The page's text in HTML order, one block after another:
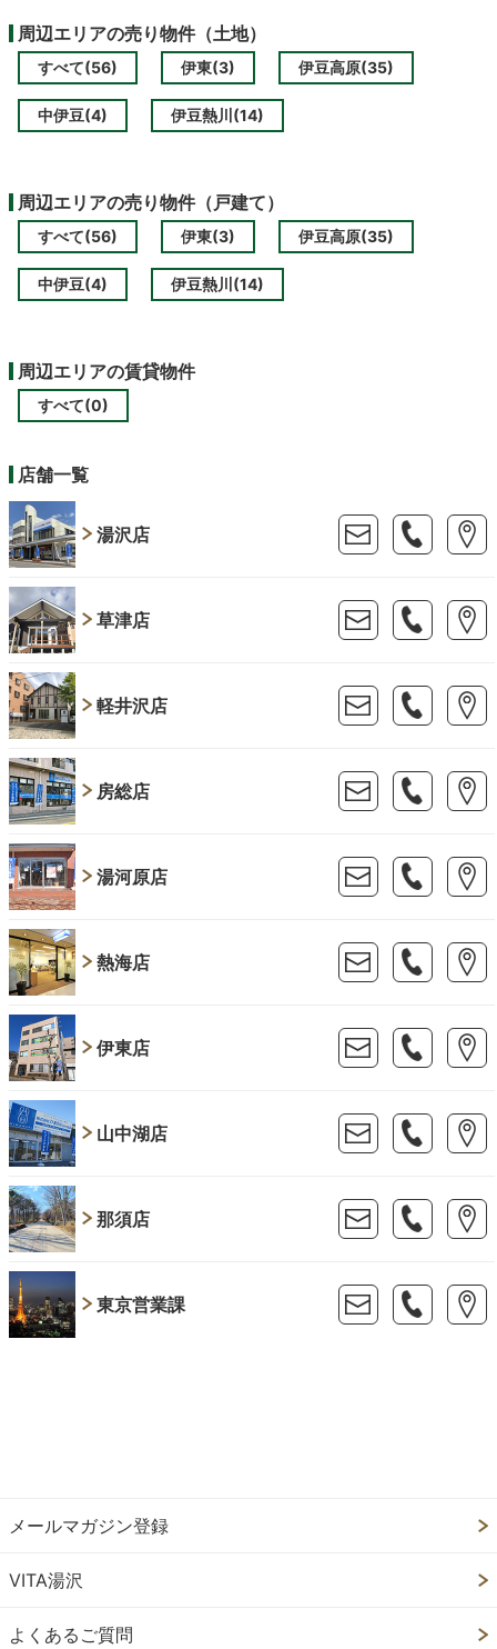
周辺エリアの売り物件（土地）
すべて(56) 伊東(3) 伊豆高原(35)
中伊豆(4) 伊豆熱川(14)
周辺エリアの売り物件（戸建て）
すべて(56) 伊東(3) 伊豆高原(35)
中伊豆(4) 伊豆熱川(14)
周辺エリアの賃貸物件
すべて(0)
店舗一覧
湯沢店
草津店
軽井沢店
房総店
湯河原店
熱海店
伊東店
山中湖店
那須店
東京営業課
メールマガジン登録
VITA湯沢
よくあるご質問